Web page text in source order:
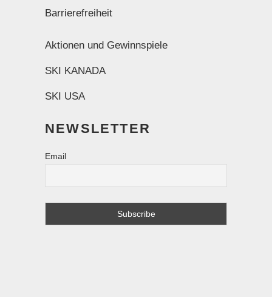
Barrierefreiheit
Aktionen und Gewinnspiele
SKI KANADA
SKI USA
NEWSLETTER
Email